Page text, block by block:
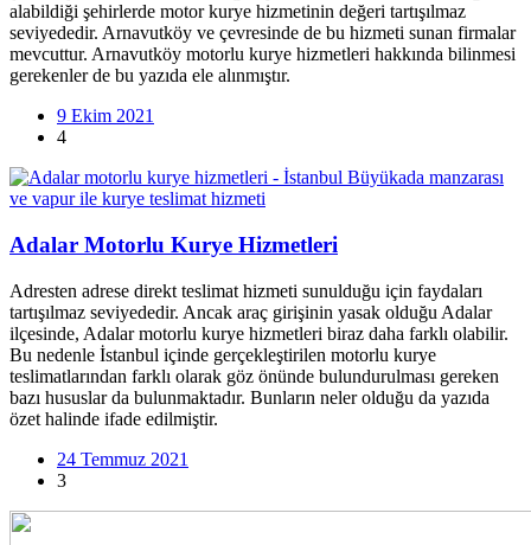
alabildiği şehirlerde motor kurye hizmetinin değeri tartışılmaz
seviyededir. Arnavutköy ve çevresinde de bu hizmeti sunan firmalar
mevcuttur. Arnavutköy motorlu kurye hizmetleri hakkında bilinmesi
gerekenler de bu yazıda ele alınmıştır.
9 Ekim 2021
4
Adalar Motorlu Kurye Hizmetleri
Adresten adrese direkt teslimat hizmeti sunulduğu için faydaları
tartışılmaz seviyededir. Ancak araç girişinin yasak olduğu Adalar
ilçesinde, Adalar motorlu kurye hizmetleri biraz daha farklı olabilir.
Bu nedenle İstanbul içinde gerçekleştirilen motorlu kurye
teslimatlarından farklı olarak göz önünde bulundurulması gereken
bazı hususlar da bulunmaktadır. Bunların neler olduğu da yazıda
özet halinde ifade edilmiştir.
24 Temmuz 2021
3